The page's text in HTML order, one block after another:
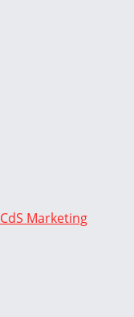
CdS Marketing